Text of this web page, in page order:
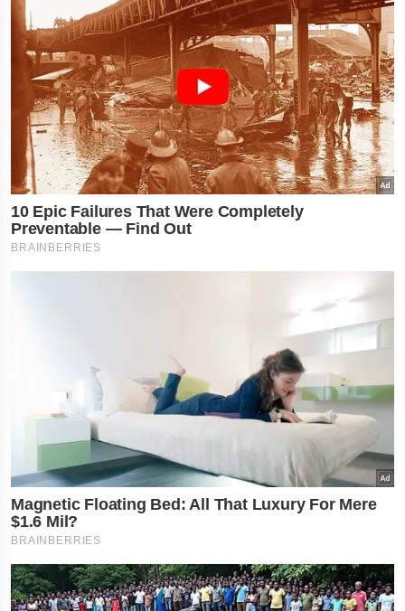
×
નોકરી-ધંધામાં પ્રગતિ... આ
રાશિના લોકોને ફળશે આજનો
દિવસ , જાણો તમારું રાશિફળ?